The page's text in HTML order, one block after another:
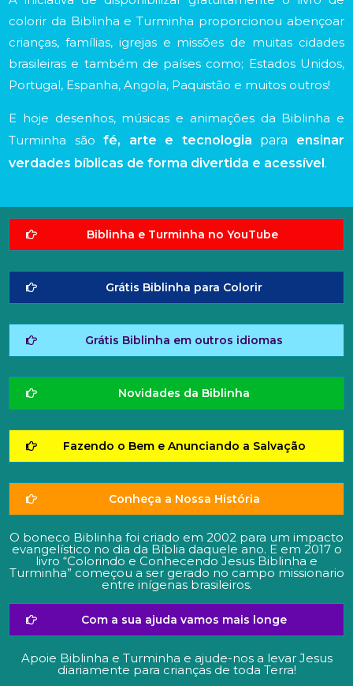
colorir da Biblinha e Turminha proporcionou abençoar
crianças, famílias, igrejas e missões de muitas cidades
brasileiras e também de países como; Estados Unidos,
Portugal, Espanha, Angola, Paquistão e muitos outros!
E hoje desenhos, músicas e animações da Biblinha e
Turminha são fé, arte e tecnologia para
ensinar
verdades bíblicas de forma divertida e acessível.
Biblinha e Turminha no YouTube
Grátis Biblinha para Colorir
Grátis Biblinha em outros idiomas
Novidades da Biblinha
Fazendo o Bem e Anunciando a Salvação
Conheça a Nossa História
O boneco Biblinha foi criado em 2002 para um impacto
evangelístico no dia da Bíblia daquele ano. E em 2017 o
livro “Colorindo e Conhecendo Jesus Biblinha e
Turminha” começou a ser gerado no campo missionario
entre inígenas brasileiros.
Com a sua ajuda vamos mais longe
Apoie Biblinha e Turminha e ajude-nos a levar Jesus
diariamente para crianças de toda Terra!